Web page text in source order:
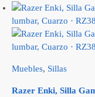
Muebles, Sillas
Razer Enki, Silla